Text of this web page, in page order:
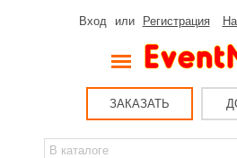
Вход или Регистрация
ЗАКАЗАТЬ